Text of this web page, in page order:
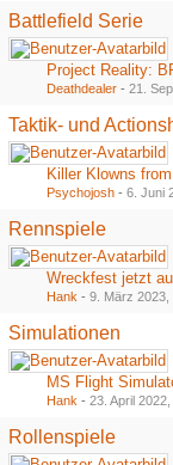
Battlefield Serie
Project Reality:
Deathdealer - 21.
Taktik- und
Killer Klowns
Psychojosh - 6. Juni
Rennspiele
Wreckfest jetzt
Hank - 9. März 2023,
Simulationen
MS Flight
Hank - 23. April
Rollenspiele